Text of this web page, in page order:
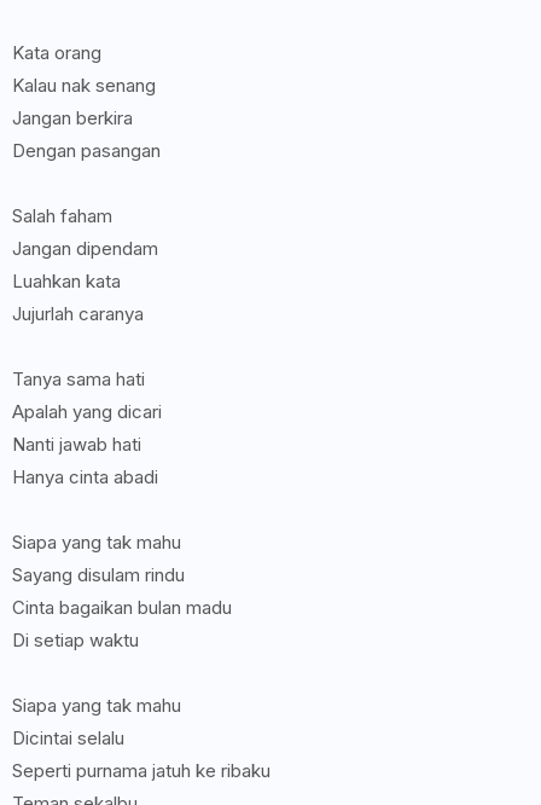
Kata orang
Kalau nak senang
Jangan berkira
Dengan pasangan
Salah faham
Jangan dipendam
Luahkan kata
Jujurlah caranya
Tanya sama hati
Apalah yang dicari
Nanti jawab hati
Hanya cinta abadi
Siapa yang tak mahu
Sayang disulam rindu
Cinta bagaikan bulan madu
Di setiap waktu
Siapa yang tak mahu
Dicintai selalu
Seperti purnama jatuh ke ribaku